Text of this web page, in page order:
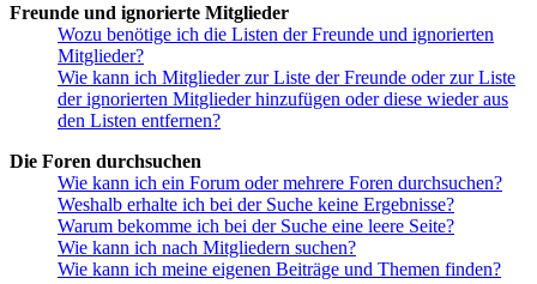
Freunde und ignorierte Mitglieder
Wozu benötige ich die Listen der Freunde und ignorierten
Mitglieder?
Wie kann ich Mitglieder zur Liste der Freunde oder zur Liste
der ignorierten Mitglieder hinzufügen oder diese wieder aus
den Listen entfernen?
Die Foren durchsuchen
Wie kann ich ein Forum oder mehrere Foren durchsuchen?
Weshalb erhalte ich bei der Suche keine Ergebnisse?
Warum bekomme ich bei der Suche eine leere Seite?
Wie kann ich nach Mitgliedern suchen?
Wie kann ich meine eigenen Beiträge und Themen finden?